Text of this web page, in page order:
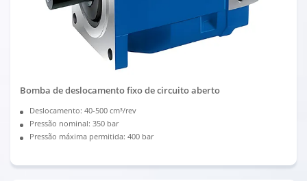
Bomba de deslocamento fixo de circuito aberto
Deslocamento: 40-500 cm³/rev
Pressão nominal: 350 bar
Pressão máxima permitida: 400 bar